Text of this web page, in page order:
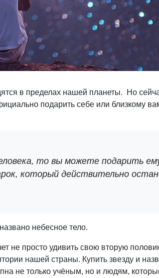
в пределах нашей планеты. Но
подарить себе или близкому
то вы можете подарить
который действительно
небесное тело.
не просто удивить свою вторую
нашей страны. Купить звезду и
не только учёным, но и людям,